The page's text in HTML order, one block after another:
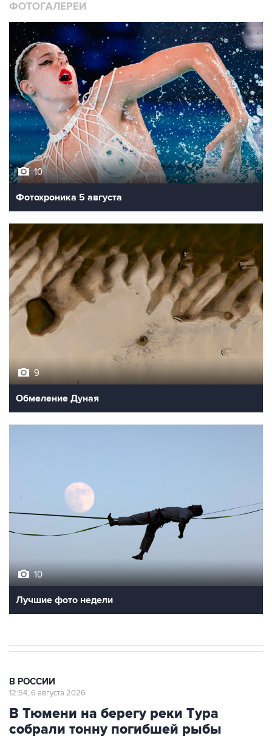
ФОТОГАЛЕРЕИ
10
Фотохроника 5 августа
9
Обмеление Дуная
10
Лучшие фото недели
В РОССИИ
12:54, 6 августа 2026
В Тюмени на берегу реки Тура
собрали тонну погибшей рыбы